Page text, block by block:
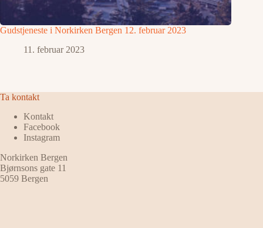
Gudstjeneste i Norkirken Bergen 12. februar 2023
11. februar 2023
Ta kontakt
Kontakt
Facebook
Instagram
Norkirken Bergen
Bjørnsons gate 11
5059 Bergen